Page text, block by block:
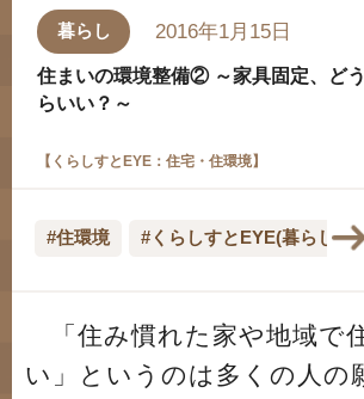
年金のよくあるご質問
#年金広報
暮らし 2016年1月15日
住まいの環境整備②～家具固定、ど
らいい？～
【くらしすとEYE：住宅・住環境】
#住環境 #くらしすとEYE(暮らし)
「住み慣れた家や地域で
い」というのは多くの人の